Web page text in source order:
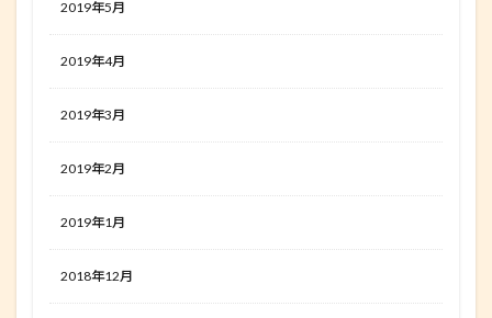
2019年5月
2019年4月
2019年3月
2019年2月
2019年1月
2018年12月